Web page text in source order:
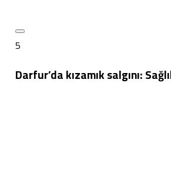
5
Darfur’da kızamık salgını: